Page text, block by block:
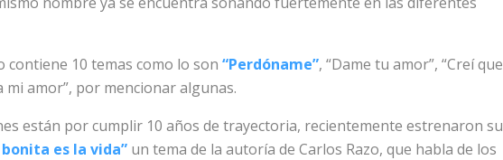
contiene 10 temas como lo son “Perdóname”, “Dame tu amor”, “Creí que
mi amor”, por mencionar algunas.
están por cumplir 10 años de trayectoria, recientemente estrenaron su
bonita es la vida” un tema de la autoría de Carlos Razo, que habla de los